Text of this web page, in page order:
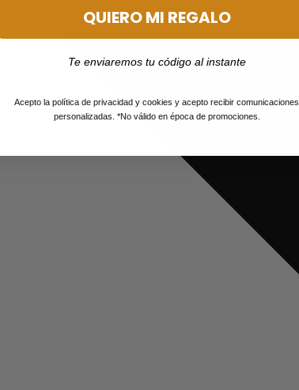
QUIERO MI REGALO
Te enviaremos tu código al instante
Acepto la política de privacidad y cookies y acepto recibir comunicaciones
personalizadas. *No válido en época de promociones.